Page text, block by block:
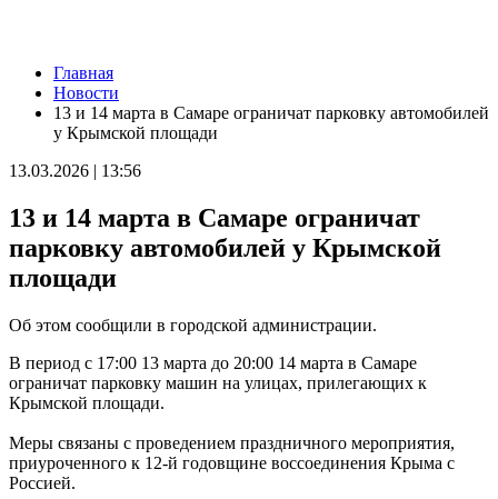
Два человека погибли в столкновении моторной лодки и
катера под Самарой
08.08.2026 | 10:35
Народные приметы на 9 августа 2026 года: что нельзя делать в
08.08.2026 | 10:27
адресов
08.08.2026 | 10:15
День физкультурника в России: какие праздники отмечают 8
августа
08.08.2026 | 09:54
Кардиолог Алексей Алексеенко рассказал, как снизить риски
для здоровья в жару
08.08.2026 | 09:07
8 августа вражеские БПЛА атаковали промышленное
предприятие в Самарской области
08.08.2026 | 09:02
В Кошкинском районе благоустраивают 7 общественных
территорий
08.08.2026 | 08:07
+32 °C и вечерний дождь: погода в Самарской области 8
Главная
Новости
13 и 14 марта в Самаре ограничат парковку автомобилей
у Крымской площади
13.03.2026 | 13:56
13 и 14 марта в Самаре ограничат
парковку автомобилей у Крымской
площади
Об этом сообщили в городской администрации.
В период с 17:00 13 марта до 20:00 14 марта в Самаре
ограничат парковку машин на улицах, прилегающих к
Крымской площади.
Меры связаны с проведением праздничного мероприятия,
приуроченного к 12-й годовщине воссоединения Крыма с
Россией.